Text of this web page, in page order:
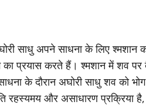
साधु अपने साधना के लिए श्मशान
प्रयास करते हैं। श्मशान में शव
के दौरान अघोरी साधु शव को
रहस्यमय और असाधारण प्रक्रिया